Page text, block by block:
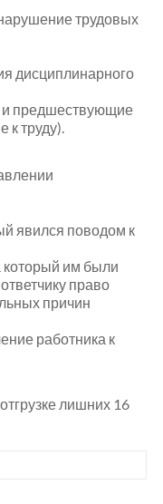
трудовых
дисциплинарного
и предшествующие
к труду).
явился поводом к
который им были
право
причин
работника к
лишних 16